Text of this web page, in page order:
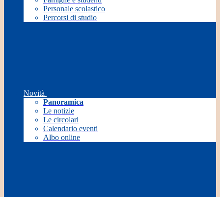
Personale scolastico
Percorsi di studio
Novità
Panoramica
Le notizie
Le circolari
Calendario eventi
Albo online